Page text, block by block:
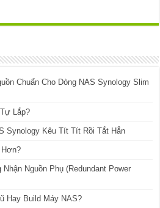
Chuẩn Cho Dòng NAS Synology Slim
Lắp?
Synology Kêu Tít Tít Rồi Tắt Hẳn
Nguồn Phụ (Redundant Power
Hay Build Máy NAS?